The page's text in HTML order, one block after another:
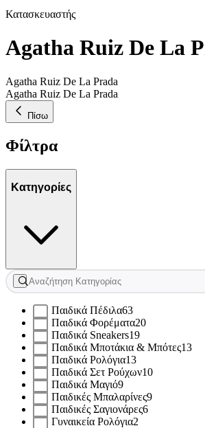
Κατασκευαστής
Agatha Ruiz De La
Agatha Ruiz De La Prada
Agatha Ruiz De La Prada
Πίσω
Φίλτρα
Κατηγορίες
Παιδικά Πέδιλα63
Παιδικά Φορέματα20
Παιδικά Sneakers19
Παιδικά Μποτάκια & Μπότες13
Παιδικά Ρολόγια13
Παιδικά Σετ Ρούχων10
Παιδικά Μαγιό9
Παιδικές Μπαλαρίνες9
Παιδικές Σαγιονάρες6
Γυναικεία Ρολόγια2